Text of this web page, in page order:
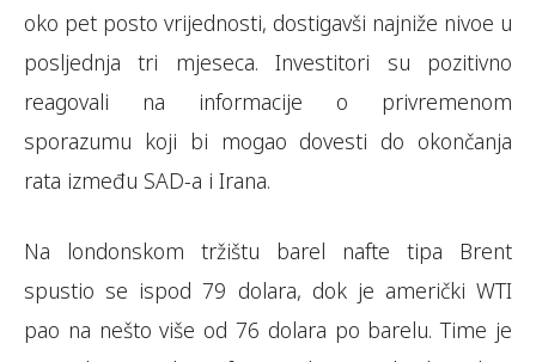
oko pet posto vrijednosti, dostigavši najniže nivoe u
posljednja tri mjeseca. Investitori su pozitivno
reagovali na informacije o privremenom
sporazumu koji bi mogao dovesti do okončanja
rata između SAD-a i Irana.
Na londonskom tržištu barel nafte tipa Brent
spustio se ispod 79 dolara, dok je američki WTI
pao na nešto više od 76 dolara po barelu. Time je